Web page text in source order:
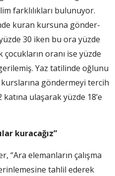
farklılıkları bu­lunuyor.
kuran kursuna gönder­
30 iken bu ora yüzde
çocukların oranı ise yüzde
Yaz tatilinde oğlunu
göndermeyi tercih
ulaşarak yüzde 18’e
kuracağız”
“Ara elemanların çalışma
tahlil ederek